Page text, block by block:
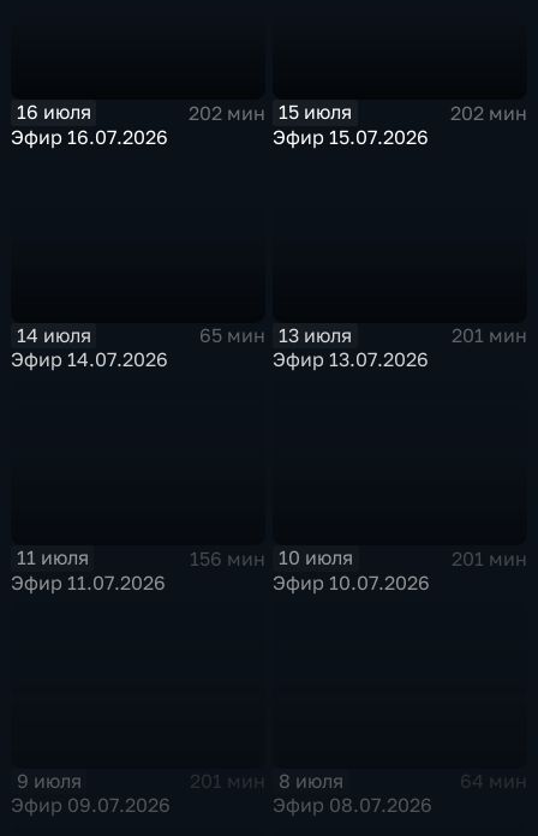
16 июля
202 мин
Эфир 16.07.2026
15 июля
202 мин
Эфир 15.07.2026
14 июля
65 мин
Эфир 14.07.2026
13 июля
201 мин
Эфир 13.07.2026
11 июля
156 мин
Эфир 11.07.2026
10 июля
201 мин
Эфир 10.07.2026
9 июля
201 мин
Эфир 09.07.2026
8 июля
64 мин
Эфир 08.07.2026